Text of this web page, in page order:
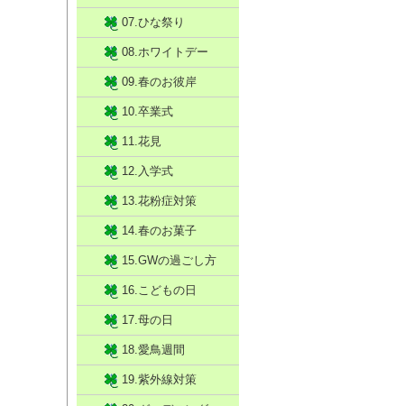
07.ひな祭り
08.ホワイトデー
09.春のお彼岸
10.卒業式
11.花見
12.入学式
13.花粉症対策
14.春のお菓子
15.GWの過ごし方
16.こどもの日
17.母の日
18.愛鳥週間
19.紫外線対策